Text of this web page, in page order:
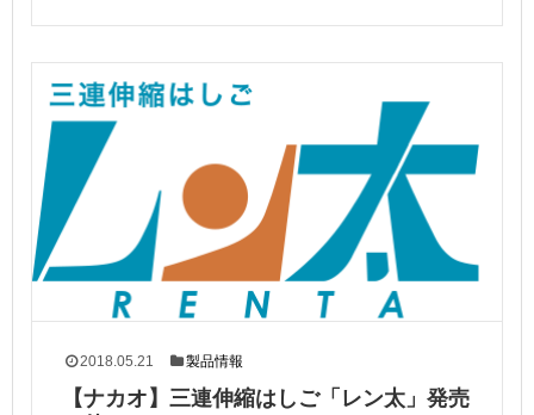
2018.05.21 製品情報
【ナカオ】三連伸縮はしご「レン太」発売